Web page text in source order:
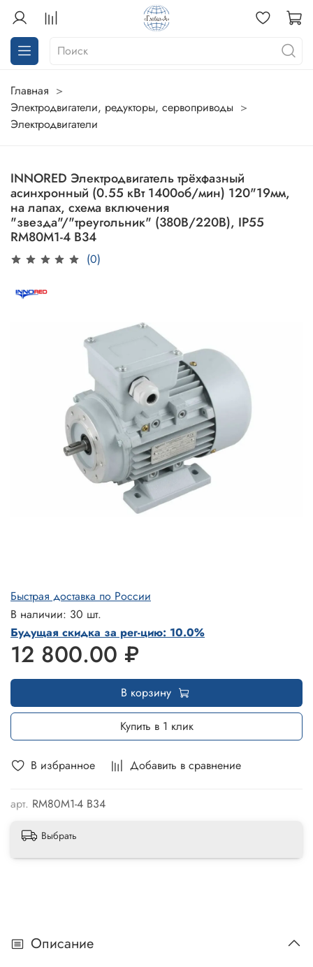
Главная
Электродвигатели, редукторы, сервоприводы
Электродвигатели
INNORED Электродвигатель трёхфазный
асинхронный (0.55 кВт 1400об/мин) 120"19мм,
на лапах, схема включения
"звезда"/"треугольник" (380В/220В), IP55
RM80M1-4 B34
(0)
В избранное Добавить в сравнение
арт. RM80M1-4 B34
Быстрая доставка по России
В наличии: 30 шт.
Будущая скидка за рег-цию: 10.0%
12 800.00 ₽
В корзину
Купить в 1 клик
Выбрать
Описание